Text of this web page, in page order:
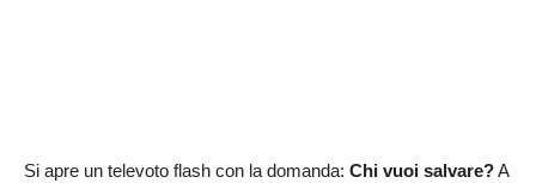
Si apre un televoto flash con la domanda: Chi vuoi salvare?A